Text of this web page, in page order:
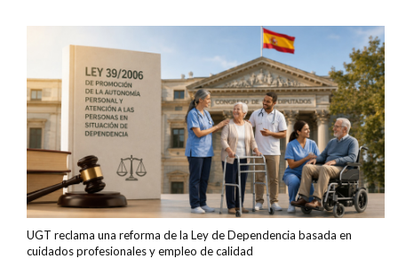
UGT reclama una reforma de la Ley de Dependencia basada en
cuidados profesionales y empleo de calidad